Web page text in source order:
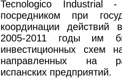
Tecnolоgico Industrial
посредником при
координации действий
2005-2011 годы им
инвестиционных схем
направленных на
испанских предприятий.